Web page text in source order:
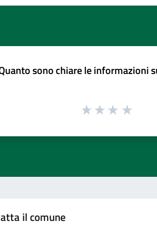
sono chiare le informazioni
il comune